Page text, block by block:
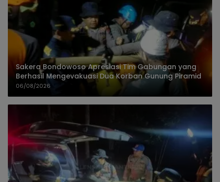
Sakera Bondowoso Apresiasi Tim Gabungan yang
Berhasil Mengevakuasi Dua Korban Gunung Piramid
06/08/2026